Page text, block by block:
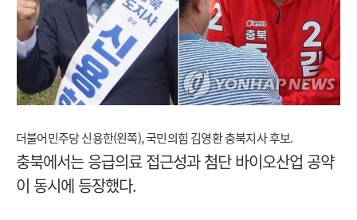
더불어민주당 신용한(왼쪽), 국민의힘 김영환 충북지사 후보.
충북에서는 응급의료 접근성과 첨단 바이오산업 공약
이 동시에 등장했다.